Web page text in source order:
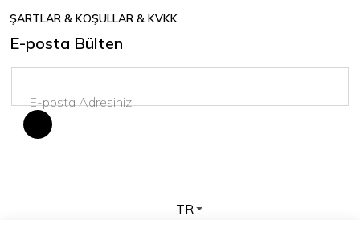
ŞARTLAR & KOŞULLAR & KVKK
E-posta Bülten
TR